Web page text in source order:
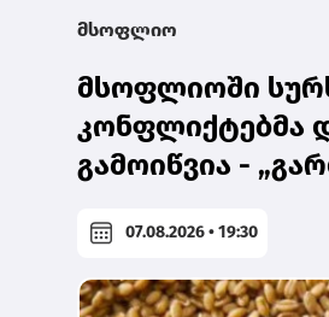
მსოფლიო
მსოფლიოში
კონფლიქტებმა
გამოიწვია -
07.08.2026 • 19:30